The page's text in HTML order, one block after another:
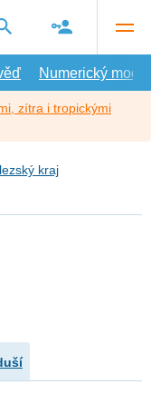
Numerický model
zítra i tropickými
kraj